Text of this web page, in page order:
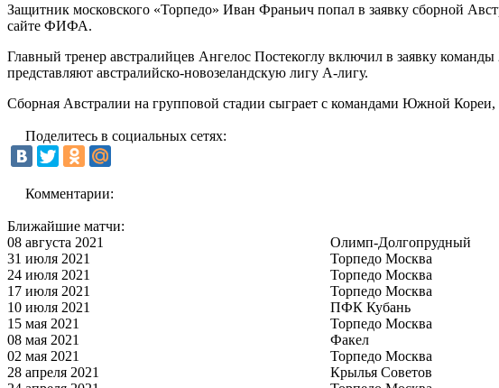
Защитник московского «Торпедо» Иван Франьич попал в заявку сборной
сайте ФИФА.
Главный тренер австралийцев Ангелос Постекоглу включил в заявку
представляют австралийско-новозеландскую лигу A-лигу.
Сборная Австралии на групповой стадии сыграет с командами Южной
Поделитесь в социальных сетях:
Комментарии:
Ближайшие матчи:
08 августа 2021
Олимп-Долгопрудный
31 июля 2021
Торпедо Москва
24 июля 2021
Торпедо Москва
17 июля 2021
Торпедо Москва
10 июля 2021
ПФК Кубань
15 мая 2021
Торпедо Москва
08 мая 2021
Факел
02 мая 2021
Торпедо Москва
28 апреля 2021
Крылья Советов